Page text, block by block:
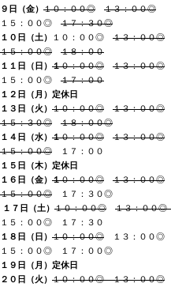
９日（金） １０：００◎
１３：００◎
１５：００◎ １７：３０◎
１０日（土） １０：００◎ １３：００◎
１５：００◎
１８：００
１１日（日） １０：００◎
１３：００◎
１５：００◎ １７：００
１２日（月） 定休日
１３日（火） １０：００◎
１３：００◎
１５：３０◎
１８：００◎
１４日（水） １０：００◎
１３：００◎
１５：００◎ １７：００
１５日（木） 定休日
１６日（金） １０：００◎
１３：００◎
１５：００◎ １７：３０◎
１７日（土） １０：００◎
１３：００
１５：００◎ １７：３０
１８日（日） １０：００◎ １３：００◎
１５：００◎ １７：００◎
１９日（月 ） 定休日
２０日（火） １０：００◎ １３：００◎